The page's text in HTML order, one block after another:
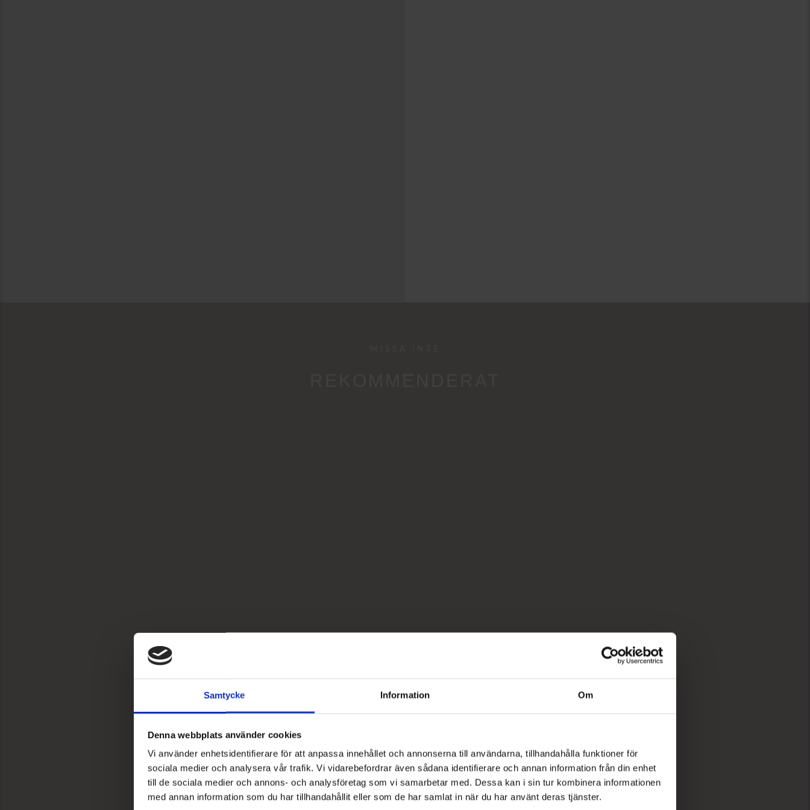
Samtycke Information Om
Denna webbplats använder cookies
Vi använder enhetsidentifierare för att anpassa innehållet och annonserna till användarna, tillhandahålla funktioner för
sociala medier och analysera vår trafik. Vi vidarebefordrar även sådana identifierare och annan information från din enhet
till de sociala medier och annons- och analysföretag som vi samarbetar med. Dessa kan i sin tur kombinera informationen
med annan information som du har tillhandahållit eller som de har samlat in när du har använt deras tjänster.